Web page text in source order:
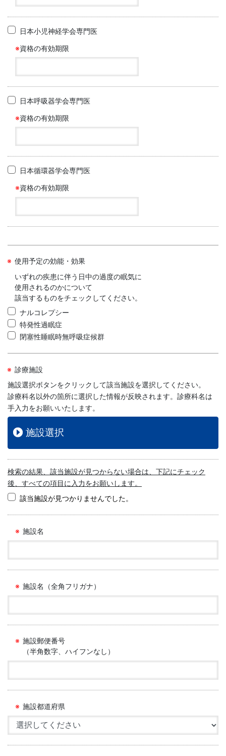
日本小児神経学会専門医
※資格の有効期限
日本呼吸器学会専門医
※資格の有効期限
日本循環器学会専門医
※資格の有効期限
使用予定の効能・効果
いずれの疾患に伴う日中の過度の眠気に
使用されるのかについて
該当するものをチェックしてください。
ナルコレプシー
特発性過眠症
閉塞性睡眠時無呼吸症候群
診療施設
施設選択ボタンをクリックして該当施設を選択してください。
診療科名以外の箇所に選択した情報が反映されます。診療科名は
手入力をお願いいたします。
施設選択
検索の結果、該当施設が見つからない場合は、下記にチェック
後、すべての項目に入力をお願いします。
該当施設が見つかりませんでした。
施設名
施設名（全角フリガナ）
施設郵便番号
（半角数字、ハイフンなし）
施設都道府県